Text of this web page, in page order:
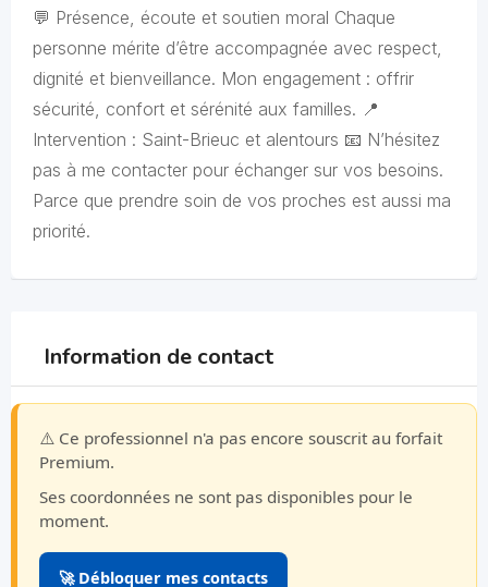
💬 Présence, écoute et soutien moral Chaque
personne mérite d’être accompagnée avec respect,
dignité et bienveillance. Mon engagement : offrir
sécurité, confort et sérénité aux familles. 📍
Intervention : Saint-Brieuc et alentours 📧 N’hésitez
pas à me contacter pour échanger sur vos besoins.
Parce que prendre soin de vos proches est aussi ma
priorité.
Information de contact
⚠️ Ce professionnel n'a pas encore souscrit au forfait
Premium.
Ses coordonnées ne sont pas disponibles pour le
moment.
🚀 Débloquer mes contacts